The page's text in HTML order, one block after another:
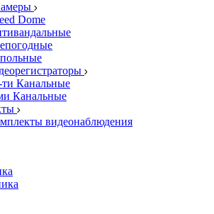
Dome
ти Канальные
Канальные
видеонаблюдения